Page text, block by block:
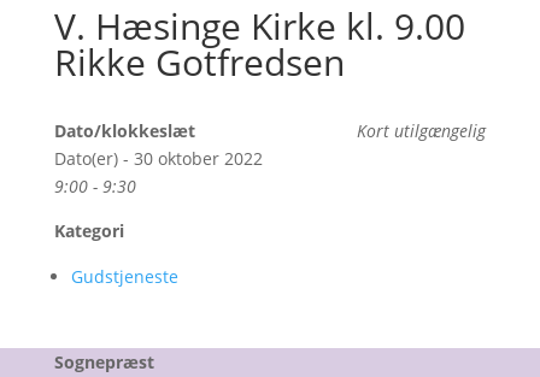
V. Hæsinge Kirke kl. 9.00
Rikke Gotfredsen
Kort utilgængelig
Dato/klokkeslæt
Dato(er) - 30 oktober 2022
9:00 - 9:30
Kategori
Gudstjeneste
Sognepræst